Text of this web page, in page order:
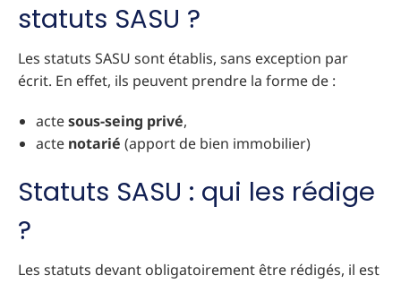
statuts SASU ?
Les statuts SASU sont établis, sans exception par
écrit. En effet, ils peuvent prendre la forme de :
actesous-seing privé,
acte notarié (apport de bien immobilier)
Statuts SASU : qui les rédige
?
Les statuts devant obligatoirement être rédigés, il est